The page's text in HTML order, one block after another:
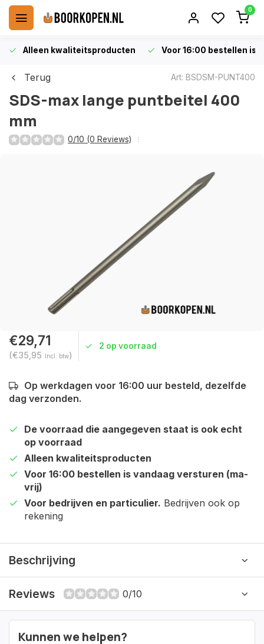
0
Alleen kwaliteitsproducten Voor 16:00 bestellen is
Terug Art: BSDSM-PUNT400
SDS-max lange puntbeitel 400
mm
0/10 (0 Reviews)
€29,71
(€35,95 Incl. btw)
2 op voorraad
Op werkdagen voor 16:00 uur besteld, dezelfde
dag verzonden.
De voorraad die aangegeven staat is ook echt
op voorraad
Alleen kwaliteitsproducten
Voor 16:00 bestellen is vandaag versturen (ma-
vrij)
Voor bedrijven en particulier. Bedrijven ook op
rekening
Beschrijving
Reviews 0/10
Kunnen we helpen?